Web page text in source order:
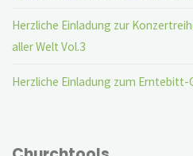
Herzliche Einladung zur
aller Welt Vol.3
Herzliche Einladung zum